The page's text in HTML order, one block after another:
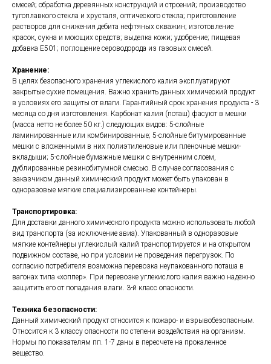
смесей; обработка деревянных конструкций и строений; производство
тугоплавкого стекла и хрусталя, оптического стекла; приготовление
растворов для снижения дебита нефтяных скважин; изготовление
красок, сукна и моющих средств; выделка кожи; удобрение; пищевая
добавка Е501; поглощение сероводорода из газовых смесей.
Хранение:
В целях безопасного хранения углекислого калия эксплуатируют
закрытые сухие помещения. Важно хранить данных химический продукт
в условиях его защиты от влаги. Гарантийный срок хранения продукта - 3
месяца со дня изготовления. Карбонат калия (поташ) фасуют в мешки
(масса нетто не более 50 кг.) следующих видов: 5-слойные
ламинированные или комбинированные; 5-слойные битумированные
мешки с вложенными в них полиэтиленовые или пленочные мешки-
вкладыши; 5-слойные бумажные мешки с внутренним слоем,
дублированные резинобитумной смесью. В случае согласования с
заказчиком данный химический продукт может быть упакован в
одноразовые мягкие специализированные контейнеры.
Транспортировка:
Для доставки данного химического продукта можно использовать любой
вид транспорта (за исключение авиа). Упакованный в одноразовые
мягкие контейнеры углекислый калий транспортируется и на открытом
подвижном составе, но при условии не проведения перегрузок. По
согласию потребителя возможна перевозка неупакованного поташа в
вагонах типа «хоппер». При перевозке углекислого калия важно надежно
защитить его от попадания влаги. 3-й класс опасности.
Техника безопасности:
Данный химический продукт относится к пожаро- и взрывобезопасным.
Относится к 3 классу опасности по степени воздействия на организм.
Нормы по показателям пп. 1-7 даны в пересчете на прокаленное
вещество.